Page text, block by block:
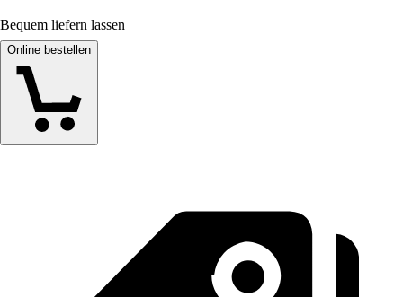
Bequem liefern lassen
Online bestellen